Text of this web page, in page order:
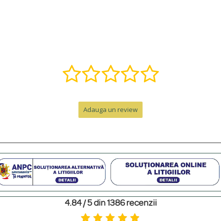
la care se adaugă timpul de livrare.
Pentru un cadou memorabil, poți adăuga o cutie premium cu
să le ferești de contactul direct cu parfumuri sau creme, să le scoți înainte
Adauga un review
4.84 / 5 din 1386 recenzii